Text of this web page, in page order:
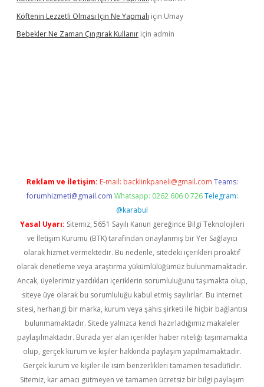
Köftenin Lezzetli Olması Için Ne Yapmalı için Umay
Bebekler Ne Zaman Çıngırak Kullanır için admin
Reklam ve İletişim: E-mail: backlinkpaneli@gmail.com Teams:
forumhizmeti@gmail.com Whatsapp: 0262 606 0 726 Telegram:
@karabul
Yasal Uyarı: Sitemiz, 5651 Sayılı Kanun gereğince Bilgi Teknolojileri
ve İletişim Kurumu (BTK) tarafından onaylanmış bir Yer Sağlayıcı
olarak hizmet vermektedir. Bu nedenle, sitedeki içerikleri proaktif
olarak denetleme veya araştırma yükümlülüğümüz bulunmamaktadır.
Ancak, üyelerimiz yazdıkları içeriklerin sorumluluğunu taşımakta olup,
siteye üye olarak bu sorumluluğu kabul etmiş sayılırlar. Bu internet
sitesi, herhangi bir marka, kurum veya şahıs şirketi ile hiçbir bağlantısı
bulunmamaktadır. Sitede yalnızca kendi hazırladığımız makaleler
paylaşılmaktadır. Burada yer alan içerikler haber niteliği taşımamakta
olup, gerçek kurum ve kişiler hakkında paylaşım yapılmamaktadır.
Gerçek kurum ve kişiler ile isim benzerlikleri tamamen tesadüfidir.
Sitemiz, kar amacı gütmeyen ve tamamen ücretsiz bir bilgi paylaşım